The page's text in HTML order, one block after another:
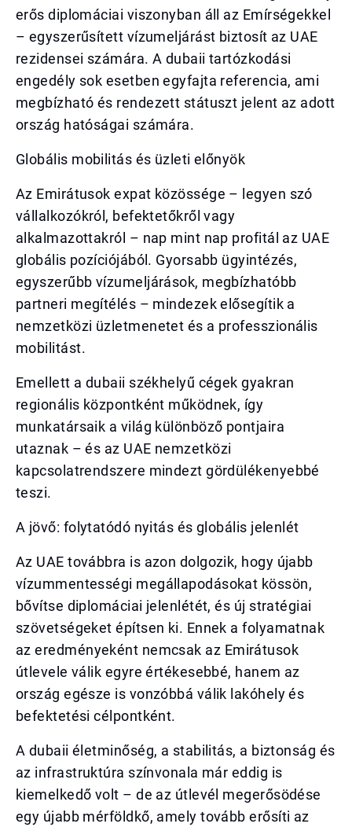
erős diplomáciai viszonyban áll az Emírségekkel
– egyszerűsített vízumeljárást biztosít az UAE
rezidensei számára. A dubaii tartózkodási
engedély sok esetben egyfajta referencia, ami
megbízható és rendezett státuszt jelent az adott
ország hatóságai számára.
Globális mobilitás és üzleti előnyök
Az Emirátusok expat közössége – legyen szó
vállalkozókról, befektetőkről vagy
alkalmazottakról – nap mint nap profitál az UAE
globális pozíciójából. Gyorsabb ügyintézés,
egyszerűbb vízumeljárások, megbízhatóbb
partneri megítélés – mindezek elősegítik a
nemzetközi üzletmenetet és a professzionális
mobilitást.
Emellett a dubaii székhelyű cégek gyakran
regionális központként működnek, így
munkatársaik a világ különböző pontjaira
utaznak – és az UAE nemzetközi
kapcsolatrendszere mindezt gördülékenyebbé
teszi.
A jövő: folytatódó nyitás és globális jelenlét
Az UAE továbbra is azon dolgozik, hogy újabb
vízummentességi megállapodásokat kössön,
bővítse diplomáciai jelenlétét, és új stratégiai
szövetségeket építsen ki. Ennek a folyamatnak
az eredményeként nemcsak az Emirátusok
útlevele válik egyre értékesebbé, hanem az
ország egésze is vonzóbbá válik lakóhely és
befektetési célpontként.
A dubaii életminőség, a stabilitás, a biztonság és
az infrastruktúra színvonala már eddig is
kiemelkedő volt – de az útlevél megerősödése
egy újabb mérföldkő, amely tovább erősíti az